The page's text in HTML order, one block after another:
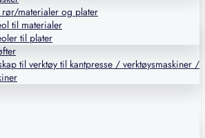
rør/materialer og plater
til materialer
til plater
til verktøy til kantpresse / verktøysmaskiner /